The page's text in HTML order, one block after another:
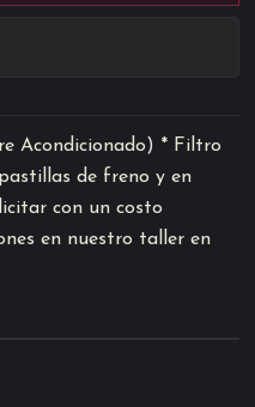
Acondicionado) * Filtro
de freno y en
con un costo
en nuestro taller en